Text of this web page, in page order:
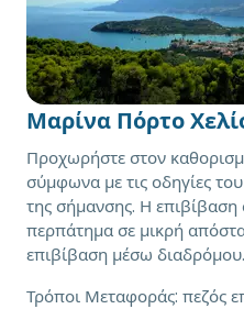
Μαρίνα Πόρτο
Προχωρήστε στον
σύμφωνα με τις οδηγίες
της σήμανσης. Η
περπάτημα σε μικρή
επιβίβαση μέσω διαδρόμου.
Τρόποι Μεταφοράς: πεζός